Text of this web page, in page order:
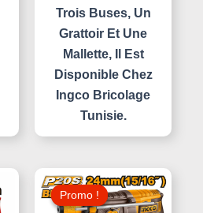
Trois Buses, Un
Grattoir Et Une
Mallette, Il Est
Disponible Chez
Ingco Bricolage
Tunisie.
Le
Actuel
Promo !
Promo !
Prix
Initial
Le